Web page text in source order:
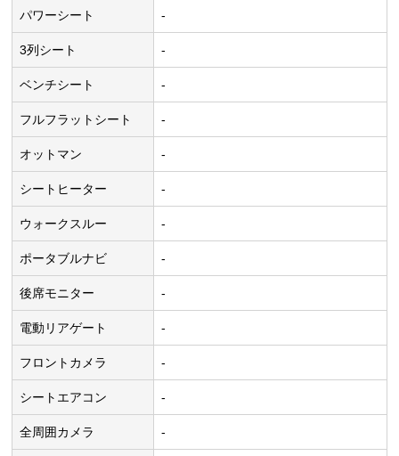
パワーシート -
3列シート -
ベンチシート -
フルフラットシート -
オットマン -
シートヒーター -
ウォークスルー -
ポータブルナビ -
後席モニター -
電動リアゲート -
フロントカメラ -
シートエアコン -
全周囲カメラ -